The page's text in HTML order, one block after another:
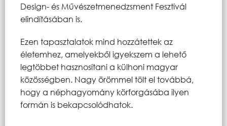
Design- és Művészetmenedzsment Fesztivál
elindításában is.
Ezen tapasztalatok mind hozzátettek az
életemhez, amelyekből igyekszem a lehető
legtöbbet hasznosítani a külhoni magyar
közösségben. Nagy örömmel tölt el továbbá,
hogy a néphagyomány körforgásába ilyen
formán is bekapcsolódhatok.